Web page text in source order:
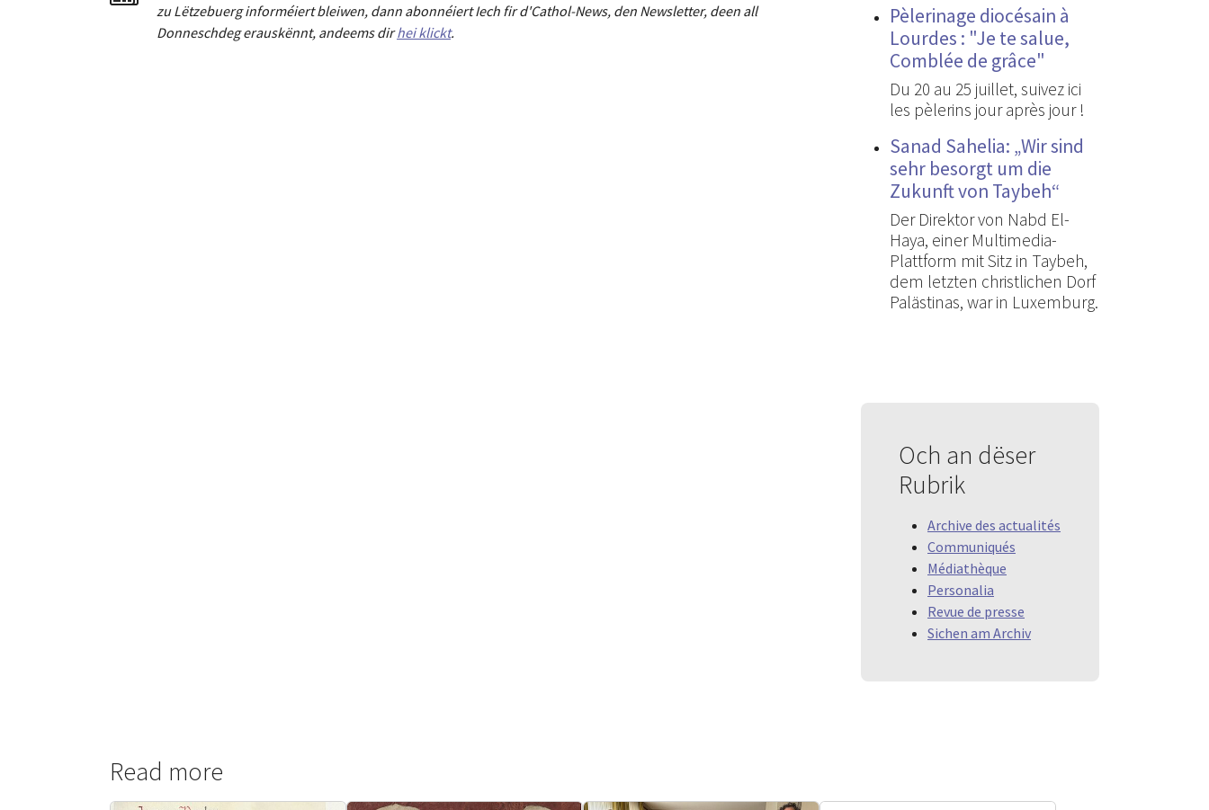
zu Lëtzebuerg informéiert bleiwen, dann abonnéiert Iech fir d'Cathol-News, den Newsletter, deen all
Donneschdeg erauskënnt, andeems dirhei klickt.
Pèlerinage diocésain à
Lourdes : "Je te salue,
Comblée de grâce"
Du 20 au 25 juillet, suivez ici
les pèlerins jour après jour !
Sanad Sahelia: „Wir sind
sehr besorgt um die
Zukunft von Taybeh“
Der Direktor von Nabd El-
Haya, einer Multimedia-
Plattform mit Sitz in Taybeh,
dem letzten christlichen Dorf
Palästinas, war in Luxemburg.
Och an dëser
Rubrik
Archive des actualités
Communiqués
Médiathèque
Personalia
Revue de presse
Sichen am Archiv
Read more